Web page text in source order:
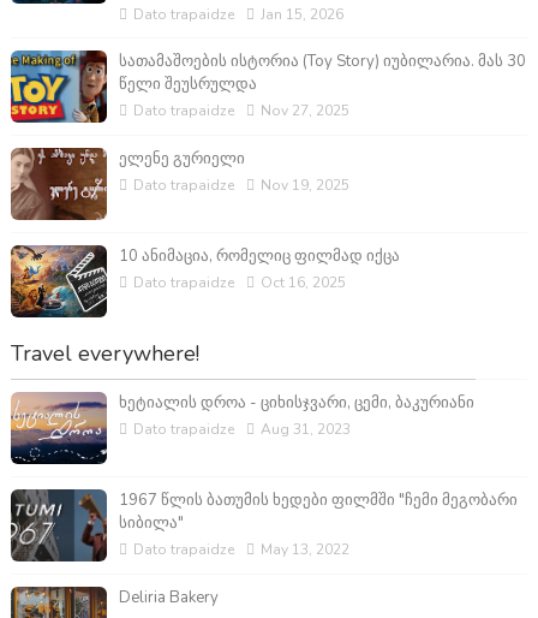
Dato trapaidze Jan 15, 2026
სათამაშოების ისტორია (Toy Story) იუბილარია. მას 30
წელი შეუსრულდა
Dato trapaidze Nov 27, 2025
ელენე გურიელი
Dato trapaidze Nov 19, 2025
10 ანიმაცია, რომელიც ფილმად იქცა
Dato trapaidze Oct 16, 2025
Travel everywhere!
ხეტიალის დროა - ციხისჯვარი, ცემი, ბაკურიანი
Dato trapaidze Aug 31, 2023
1967 წლის ბათუმის ხედები ფილმში "ჩემი მეგობარი
სიბილა"
Dato trapaidze May 13, 2022
Deliria Bakery